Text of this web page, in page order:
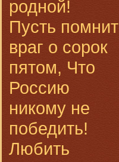
родной!
Пусть помнит
враг о сорок
пятом, Что
Россию
никому не
победить!
Любить